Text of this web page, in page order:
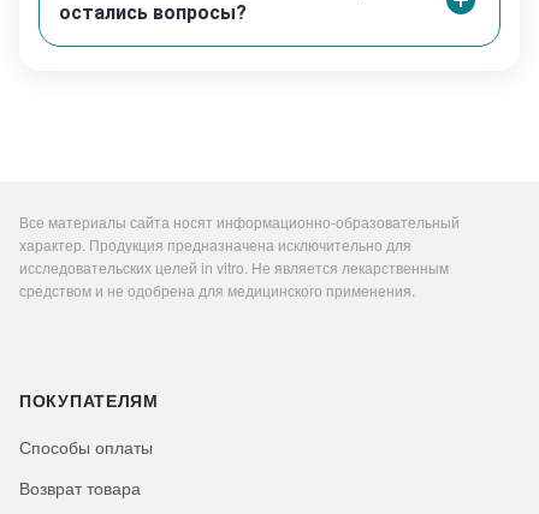
Рекомендации по хранению:
Кратковременное хранение (до 3–4 месяцев):
для максимального сохранения стабильности
молекулы.
Использовать стерильные условия при
Аминокислотная последовательность: Gly- Glu-Pro-
остались вопросы?
Все материалы сайта носят информационно-образовательный
характер. Продукция предназначена исключительно для
исследовательских целей in vitro. Не является лекарственным
средством и не одобрена для медицинского применения.
ПОКУПАТЕЛЯМ
Способы оплаты
Возврат товара